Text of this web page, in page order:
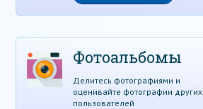
Фотоальбомы
Делитесь фотографиями и
оценивайте фотографии других
пользователей